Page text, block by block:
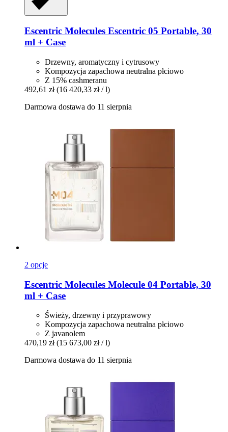
Escentric Molecules Escentric 05 Portable, 30
ml + Case
Drzewny, aromatyczny i cytrusowy
Kompozycja zapachowa neutralna płciowo
Z 15% cashmeranu
492,61 zł (16 420,33 zł / l)
Darmowa dostawa do 11 sierpnia
2 opcje
Escentric Molecules Molecule 04 Portable, 30
ml + Case
Świeży, drzewny i przyprawowy
Kompozycja zapachowa neutralna płciowo
Z javanolem
470,19 zł (15 673,00 zł / l)
Darmowa dostawa do 11 sierpnia